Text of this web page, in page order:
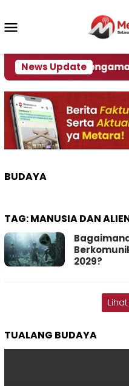
konten
News Update
Ini Kata Pengamat
BUDAYA
TAG:MANUSIA DAN
2029?
TUALANG BUDAYA